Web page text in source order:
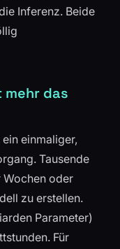
Inferenz. Beide
mehr das
einmaliger,
Tausende
Wochen oder
zu erstellen.
Parameter)
Für